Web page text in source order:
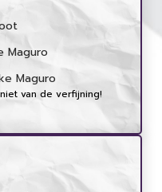
Maguro
Maguro
van de verfijning!